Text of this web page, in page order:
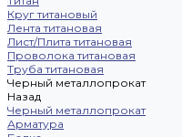
Круг титановый
Лента титановая
Лист/Плита титановая
Проволока титановая
Труба титановая
Черный металлопрокат
Назад
Черный металлопрокат
Арматура